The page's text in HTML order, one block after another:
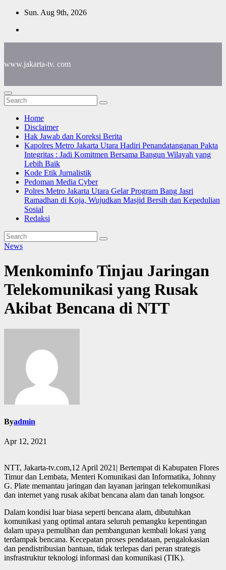
Skip
content
Sun. Aug 9th, 2026
www.jakarta-tv. com
Home
Disclaimer
Hak Jawab dan Koreksi Berita
Kapolres Metro Jakarta Utara Hadiri Penandatanganan Pakta
Integritas : Jadi Komitmen Bersama Bangun Wilayah yang
Lebih Baik
Kode Etik Jurnalistik
Pedoman Media Cyber
Polres Metro Jakarta Utara Gelar Program Bang Jasri
Ramadhan di Koja, Wujudkan Masjid Bersih dan Kepedulian
Sosial
Redaksi
News
Menkominfo Tinjau Jaringan
Telekomunikasi yang Rusak
Akibat Bencana di NTT
Byadmin
Apr 12, 2021
NTT, Jakarta-tv.com,12 April 2021| Bertempat di Kabupaten Flores
Timur dan Lembata, Menteri Komunikasi dan Informatika, Johnny
G. Plate memantau jaringan dan layanan jaringan telekomunikasi
dan internet yang rusak akibat bencana alam dan tanah longsor.
Dalam kondisi luar biasa seperti bencana alam, dibutuhkan
komunikasi yang optimal antara seluruh pemangku kepentingan
dalam upaya pemulihan dan pembangunan kembali lokasi yang
terdampak bencana. Kecepatan proses pendataan, pengalokasian
dan pendistribusian bantuan, tidak terlepas dari peran strategis
insfrastruktur teknologi informasi dan komunikasi (TIK).